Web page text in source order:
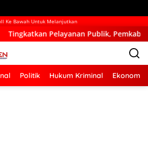
Ke Bawah Untuk Melanjutkan
Publik, Pemkab Kupang Mulai Bangun
Politik Hukum Kriminal Ekonomi